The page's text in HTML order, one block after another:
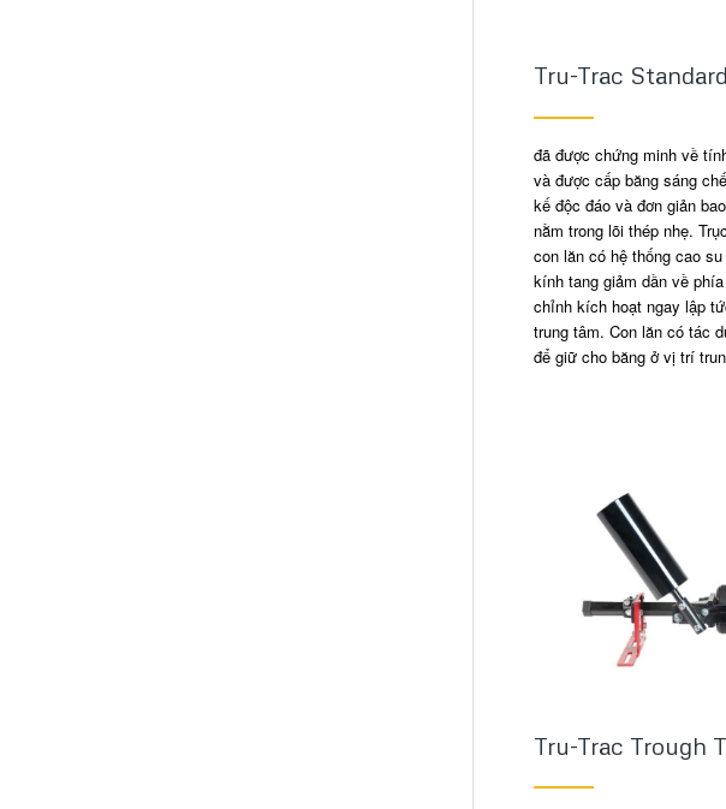
Tru-Trac
đã được chứng minh về
và được cấp băng sáng
kế độc đáo và đơn giản
nằm trong lõi thép nhẹ.
con lăn có hệ thống cao
kính tang giảm dần về
chỉnh kích hoạt ngay lập
trung tâm. Con lăn có tác
để giữ cho băng ở vị trí
Tru-Trac Trough